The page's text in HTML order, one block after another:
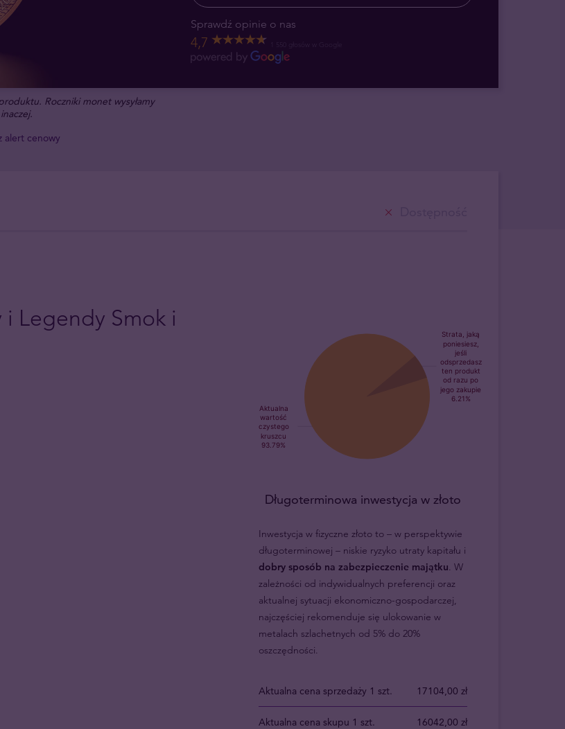
Sprawdź opinie o nas
4,7
Roczniki monet wysyłamy
alert cenowy
Legendy Smok i
Długoterminowa inwestycja w złoto
Inwestycja w fizyczne złoto to – w perspektywie
długoterminowej – niskie ryzyko utraty kapitału i
dobry sposób na zabezpieczenie majątku. W
zależności od indywidualnych preferencji oraz
aktualnej sytuacji ekonomiczno-gospodarczej,
najczęściej rekomenduje się ulokowanie w
metalach szlachetnych od 5% do 20%
oszczędności.
Aktualna cena sprzedaży 1 szt. 17104,00 zł
Aktualna cena skupu 1 szt. 16042,00 zł